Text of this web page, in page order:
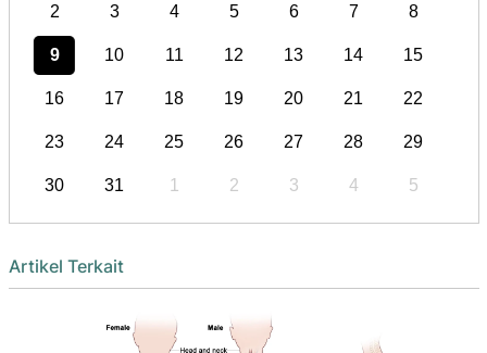
2 3 4 5 6 7 8
9 10 11 12 13 14 15
16 17 18 19 20 21 22
23 24 25 26 27 28 29
30 31 1 2 3 4 5
Artikel Terkait